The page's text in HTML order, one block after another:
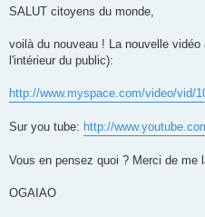
s
g
SALUT citoyens du monde,
voilà du nouveau ! La nouvelle
l'intérieur du public):
http://www.myspace.com/video/vid/
Sur you tube: http://
Vous en pensez quoi ? Merci de me
OGAIAO